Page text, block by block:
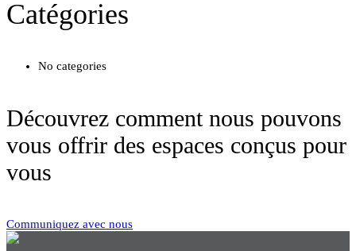
Catégories
No categories
Découvrez comment nous pouvons
vous offrir des espaces conçus pour
vous
Communiquez avec nous